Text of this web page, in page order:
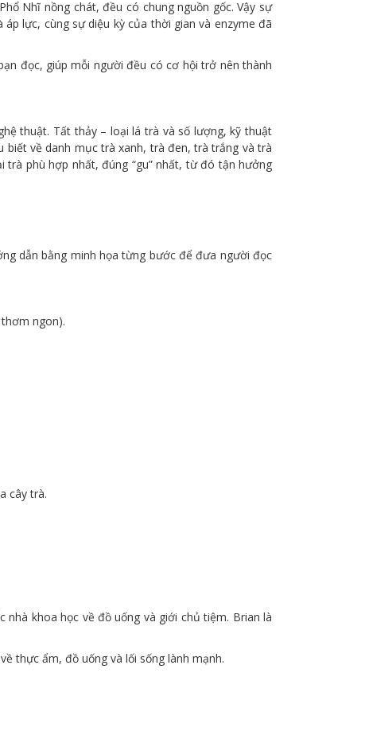
Nhĩ nồng chát, đều có chung nguồn gốc. Vậy sự
lực, cùng sự diệu kỳ của thời gian và enzyme đã
đọc, giúp mỗi người đều có cơ hội trở nên thành
thuật. Tất thảy – loại lá trà và số lượng, kỹ thuật
về danh mục trà xanh, trà đen, trà trắng và trà
phù hợp nhất, đúng “gu” nhất, từ đó tận hưởng
dẫn bằng minh họa từng bước để đưa người đọc
ngon).
cây trà.
nhà khoa học về đồ uống và giới chủ tiệm. Brian là
thực ẩm, đồ uống và lối sống lành mạnh.